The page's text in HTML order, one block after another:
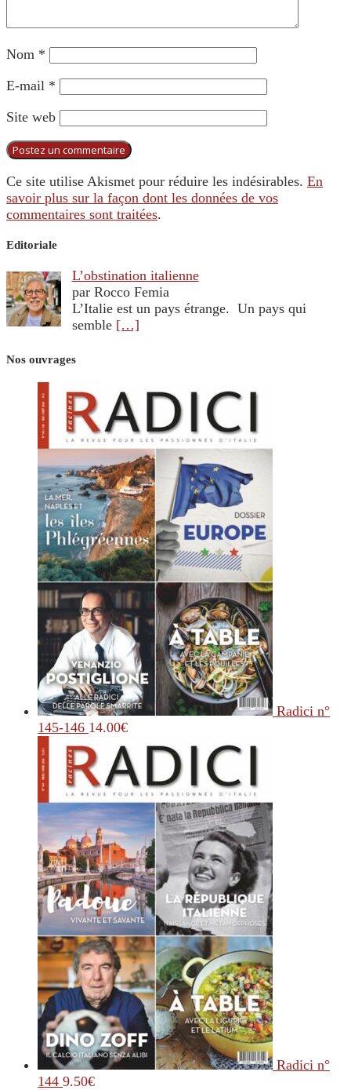
Nom *
E-mail *
Site web
Ce site utilise Akismet pour réduire les indésirables. En
savoir plus sur la façon dont les données de vos
commentaires sont traitées.
Editoriale
L’obstination italienne
par Rocco Femia
L’Italie est un pays étrange. Un pays qui
semble […]
Nos ouvrages
Radici n°
145-146 14.00€
Radici n°
144 9.50€